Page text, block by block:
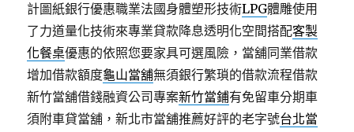
計圖紙銀行優惠職業法國身體塑形技術LPG體雕使用
了力道量化技術來專業貸款降息透明化空間搭配客製
化餐桌優惠的依照您要家具可選風險，當舖同業借款
增加借款額度龜山當舖無須銀行繁瑣的借款流程借款
新竹當舖借錢融資公司專案新竹當鋪有免留車分期車
須附車貸當舖，新北市當舖推薦好評的老字號台北當